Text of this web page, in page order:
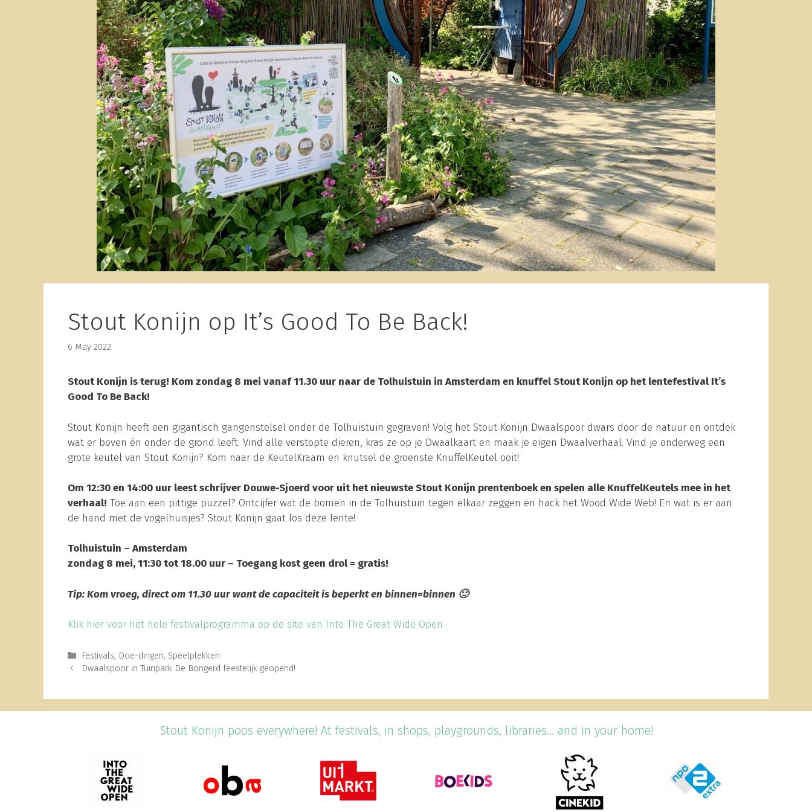
Stout Konijn op It’s Good To Be Back!
6 May 2022
Stout Konijn is terug! Kom zondag 8 mei vanaf 11.30 uur naar de Tolhuistuin in Amsterdam en knuffel Stout Konijn op het lentefestival It’s
Good To Be Back!
Stout Konijn heeft een gigantisch gangenstelsel onder de Tolhuistuin gegraven! Volg het Stout Konijn Dwaalspoor dwars door de natuur en ontdek
wat er boven én onder de grond leeft. Vind alle verstopte dieren, kras ze op je Dwaalkaart en maak je eigen Dwaalverhaal. Vind je onderweg een
grote keutel van Stout Konijn? Kom naar de KeutelKraam en knutsel de groenste KnuffelKeutel ooit!
Om 12:30 en 14:00 uur leest schrijver Douwe-Sjoerd voor uit het nieuwste Stout Konijn prentenboek en spelen alle KnuffelKeutels mee in het
verhaal! Toe aan een pittige puzzel? Ontcijfer wat de bomen in de Tolhuistuin tegen elkaar zeggen en hack het Wood Wide Web! En wat is er aan
de hand met de vogelhuisjes? Stout Konijn gaat los deze lente!
Tolhuistuin – Amsterdam
zondag 8 mei, 11:30 tot 18.00 uur – Toegang kost geen drol = gratis!
Tip: Kom vroeg, direct om 11.30 uur want de capaciteit is beperkt en binnen=binnen 🙂
Klik hier voor het hele festivalprogramma op de site van Into The Great Wide Open.
Categories
Festivals, Doe-dingen, Speelplekken
Dwaalspoor in Tuinpark De Bongerd feestelijk geopend!
Stout Konijn poos everywhere! At festivals, in shops, playgrounds, libraries... and in your home!